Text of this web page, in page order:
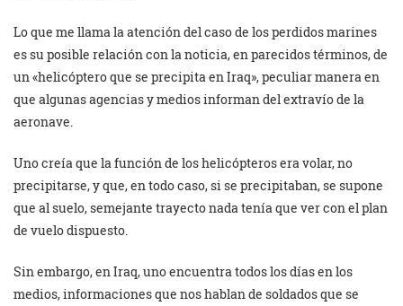
Lo que me llama la atención del caso de los perdidos marines
es su posible relación con la noticia, en parecidos términos, de
un «helicóptero que se precipita en Iraq», peculiar manera en
que algunas agencias y medios informan del extravío de la
aeronave.
Uno creía que la función de los helicópteros era volar, no
precipitarse, y que, en todo caso, si se precipitaban, se supone
que al suelo, semejante trayecto nada tenía que ver con el plan
de vuelo dispuesto.
Sin embargo, en Iraq, uno encuentra todos los días en los
medios, informaciones que nos hablan de soldados que se